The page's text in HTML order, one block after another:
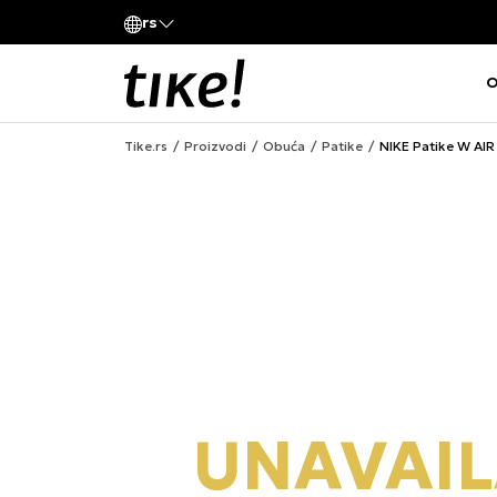
rs
Tike.rs Proizvodi Obuća Patike NIKE Patike W AIR